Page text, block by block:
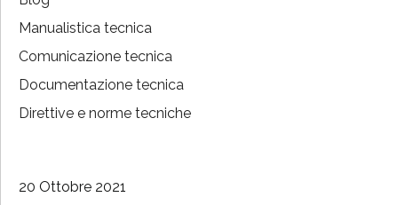
Manualistica tecnica
Comunicazione tecnica
Documentazione tecnica
Direttive e norme tecniche
20 Ottobre 2021